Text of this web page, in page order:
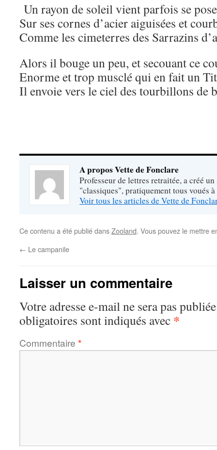
Un rayon de soleil vient parfois se
Sur ses cornes d’acier aiguisées et
Comme les cimeterres des Sarrazins
Alors il bouge un peu, et secouant ce
Enorme et trop musclé qui en fait un
Il envoie vers le ciel des tourbillons de
A propos Vette de Fonclare
Professeur de lettres retraitée, a créé
"classiques", pratiquement tous voués
Voir tous les articles de Vette de
Ce contenu a été publié dansZooland. Vous pouvez le mettre
← Le campanile
Laisser un commentaire
Votre adresse e-mail ne sera pas
obligatoires sont indiqués avec *
Commentaire *